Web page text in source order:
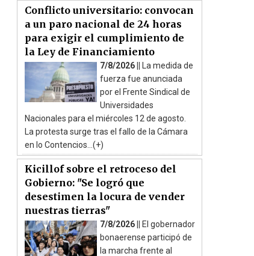
Conflicto universitario: convocan
a un paro nacional de 24 horas
para exigir el cumplimiento de
la Ley de Financiamiento
7/8/2026 ||
La medida de
fuerza fue anunciada
por el Frente Sindical de
Universidades
Nacionales para el miércoles 12 de agosto.
La protesta surge tras el fallo de la Cámara
en lo Contencios...(+)
Kicillof sobre el retroceso del
Gobierno: "Se logró que
desestimen la locura de vender
nuestras tierras"
7/8/2026 ||
El gobernador
bonaerense participó de
la marcha frente al